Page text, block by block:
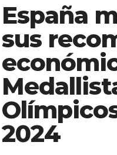
España
sus
2024